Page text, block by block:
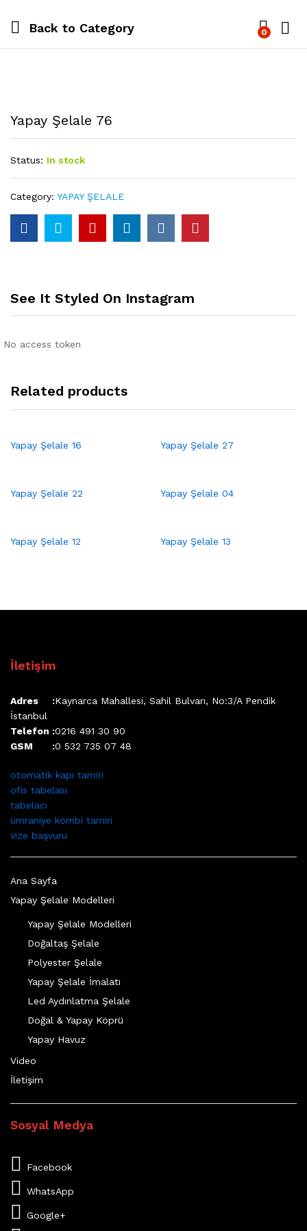
Back to Category 0
Yapay Şelale 76
Status: In stock
Category: YAPAY ŞELALE
See It Styled On Instagram
No access token
Related products
Yapay Şelale 16 Yapay Şelale 27
Yapay Şelale 22 Yapay Şelale 04
Yapay Şelale 12 Yapay Şelale 13
İletişim
Adres :Kaynarca Mahallesi, Sahil Bulvarı, No:3/A Pendik
İstanbul
Telefon :0216 491 30 90
GSM :0 532 735 07 48
otomatik kapı tamiri
ofis tabelası
tabelacı
ümraniye kombi tamiri
vize başvuru
Ana Sayfa
Yapay Şelale Modelleri
Yapay Şelale Modelleri
Doğaltaş Şelale
Polyester Şelale
Yapay Şelale İmalatı
Led Aydınlatma Şelale
Doğal & Yapay Köprü
Yapay Havuz
Video
İletişim
Sosyal Medya
Facebook
WhatsApp
Google+